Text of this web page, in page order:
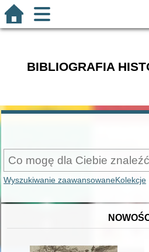
BIBLIOGRAFIA
Wyszukiwanie zaawansowaneKolekcje